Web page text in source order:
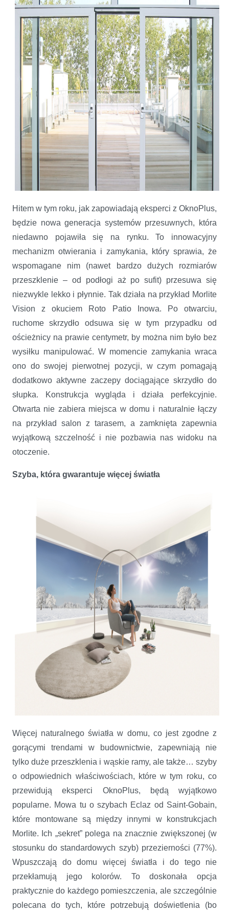
Hitem w tym roku, jak zapowiadają eksperci z OknoPlus,
będzie nowa generacja systemów przesuwnych, która
niedawno pojawiła się na rynku. To innowacyjny
mechanizm otwierania i zamykania, który sprawia, że
wspomagane nim (nawet bardzo dużych rozmiarów
przeszklenie – od podłogi aż po sufit) przesuwa się
niezwykle lekko i płynnie. Tak działa na przykład Morlite
Vision z okuciem Roto Patio Inowa. Po otwarciu,
ruchome skrzydło odsuwa się w tym przypadku od
ościeżnicy na prawie centymetr, by można nim było bez
wysiłku manipulować. W momencie zamykania wraca
ono do swojej pierwotnej pozycji, w czym pomagają
dodatkowo aktywne zaczepy dociągające skrzydło do
słupka. Konstrukcja wygląda i działa perfekcyjnie.
Otwarta nie zabiera miejsca w domu i naturalnie łączy
na przykład salon z tarasem, a zamknięta zapewnia
wyjątkową szczelność i nie pozbawia nas widoku na
otoczenie.
Szyba, która gwarantuje więcej światła
Więcej naturalnego światła w domu, co jest zgodne z
gorącymi trendami w budownictwie, zapewniają nie
tylko duże przeszklenia i wąskie ramy, ale także… szyby
o odpowiednich właściwościach, które w tym roku, co
przewidują eksperci OknoPlus, będą wyjątkowo
popularne. Mowa tu o szybach Eclaz od Saint-Gobain,
które montowane są między innymi w konstrukcjach
Morlite. Ich „sekret” polega na znacznie zwiększonej (w
stosunku do standardowych szyb) przezierności (77%).
Wpuszczają do domu więcej światła i do tego nie
przekłamują jego kolorów. To doskonała opcja
praktycznie do każdego pomieszczenia, ale szczególnie
polecana do tych, które potrzebują doświetlenia (bo